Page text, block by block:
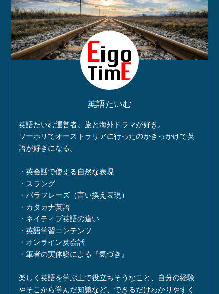
英語たいむ
英語たいむ運営者。旅と海外ドラマが好き。
ワーホリでオーストラリアに行ったのがきっかけで英
語が好きになる。
・英会話で使える自然な表現
・スラング
・パラフレーズ（言い換え表現）
・カタカナ英語
・ネイティブ英語の違い
・英語学習コンテンツ
・オンライン英会話
・筆者の実体験による『気づき』
楽しく英語を学ぶ上で役立ちそうなこと、自分の経験
やそこから学んだ知識など、できるだけわかりやすく